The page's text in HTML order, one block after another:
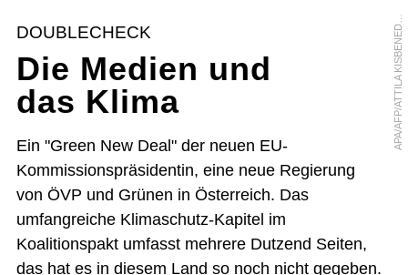
A
P
A
/
A
F
P
/
A
T
T
I
L
A
K
I
S
B
E
N
E
D
E
K
DOUBLECHECK
Die Medien und
das Klima
Ein "Green New Deal" der neuen EU-
Kommissionspräsidentin, eine neue Regierung
von ÖVP und Grünen in Österreich. Das
umfangreiche Klimaschutz-Kapitel im
Koalitionspakt umfasst mehrere Dutzend Seiten,
das hat es in diesem Land so noch nicht gegeben.